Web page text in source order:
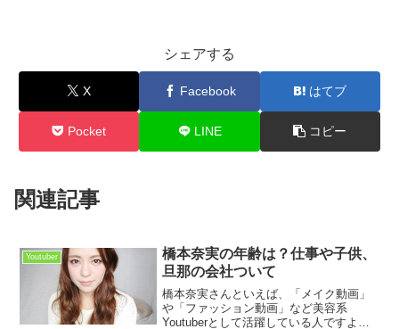
シェアする
X Facebook はてブ
Pocket LINE コピー
関連記事
Youtuber
橋本奈実の年齢は？仕事や子供、
旦那の会社ついて
橋本奈実さんといえば、「メイク動画」
や「ファッション動画」など美容系
Youtuberとして活躍している人ですよ